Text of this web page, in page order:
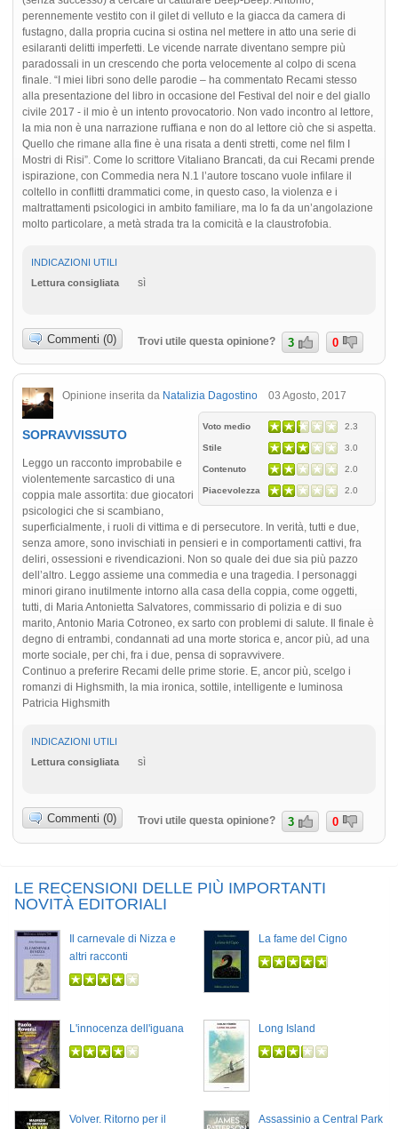
perennemente vestito con il gilet di velluto e la giacca da camera di
fustagno, dalla propria cucina si ostina nel mettere in atto una serie di
esilaranti delitti imperfetti. Le vicende narrate diventano sempre più
paradossali in un crescendo che porta velocemente al colpo di scena
finale. “I miei libri sono delle parodie – ha commentato Recami stesso
alla presentazione del libro in occasione del Festival del noir e del giallo
civile 2017 - il mio è un intento provocatorio. Non vado incontro al lettore,
la mia non è una narrazione ruffiana e non do al lettore ciò che si aspetta.
Quello che rimane alla fine è una risata a denti stretti, come nel film I
Mostri di Risi”. Come lo scrittore Vitaliano Brancati, da cui Recami prende
ispirazione, con Commedia nera N.1 l’autore toscano vuole infilare il
coltello in conflitti drammatici come, in questo caso, la violenza e i
maltrattamenti psicologici in ambito familiare, ma lo fa da un’angolazione
molto particolare, a metà strada tra la comicità e la claustrofobia.
INDICAZIONI UTILI
Lettura consigliata
sì
Commenti (0) Trovi utile questa opinione? 3 0
Opinione inserita da Natalizia Dagostino 03 Agosto, 2017
Voto medio 2.3
Stile 3.0
Contenuto 2.0
Piacevolezza 2.0
SOPRAVVISSUTO
Leggo un racconto improbabile e
violentemente sarcastico di una
coppia male assortita: due giocatori
psicologici che si scambiano,
superficialmente, i ruoli di vittima e di persecutore. In verità, tutti e due,
senza amore, sono invischiati in pensieri e in comportamenti cattivi, fra
deliri, ossessioni e rivendicazioni. Non so quale dei due sia più pazzo
dell’altro. Leggo assieme una commedia e una tragedia. I personaggi
minori girano inutilmente intorno alla casa della coppia, come oggetti,
tutti, di Maria Antonietta Salvatores, commissario di polizia e di suo
marito, Antonio Maria Cotroneo, ex sarto con problemi di salute. Il finale è
degno di entrambi, condannati ad una morte storica e, ancor più, ad una
morte sociale, per chi, fra i due, pensa di sopravvivere.
Continuo a preferire Recami delle prime storie. E, ancor più, scelgo i
romanzi di Highsmith, la mia ironica, sottile, intelligente e luminosa
Patricia Highsmith
INDICAZIONI UTILI
Lettura consigliata
sì
Commenti (0) Trovi utile questa opinione? 3 0
LE RECENSIONI DELLE PIÙ IMPORTANTI
NOVITÀ EDITORIALI
Il carnevale di Nizza e
altri racconti
La fame del Cigno
L'innocenza dell'iguana Long Island
Volver. Ritorno per il
Assassinio a Central Park